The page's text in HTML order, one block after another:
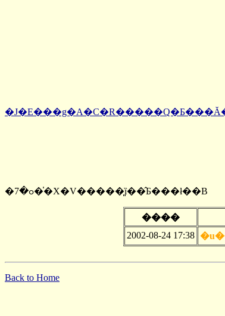
�ߋ�7��̍X�V�����͈ȉ��̂Ƃ���ł��B
����
2002-08-24 17:38
Back to Home